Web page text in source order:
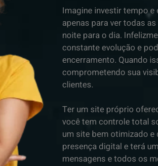
Imagine investir tempo
apenas para ver todas
noite para o dia.
constante evolução e
encerramento. Quando
comprometendo sua
clientes.
Ter um site próprio
você tem controle total
um site bem otimizado e
presença digital e terá
mensagens e todos os